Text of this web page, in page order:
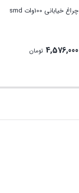
چراغ خیابانی 100وات smd
4,576,000 تومان